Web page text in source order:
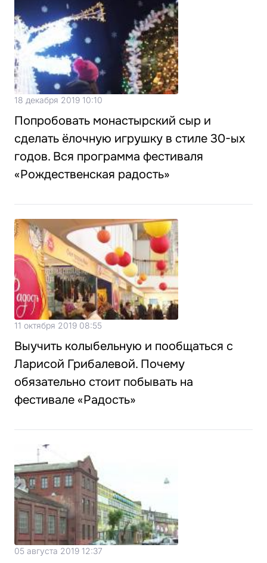
18 декабря 2019 10:10
Попробовать монастырский сыр и
сделать ёлочную игрушку в стиле 30-ых
годов. Вся программа фестиваля
«Рождественская радость»
11 октября 2019 08:55
Выучить колыбельную и пообщаться с
Ларисой Грибалевой. Почему
обязательно стоит побывать на
фестивале «Радость»
05 августа 2019 12:37